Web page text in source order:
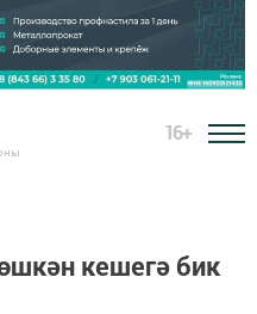
16+
кешегә бик